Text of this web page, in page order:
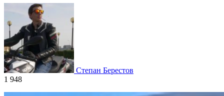
Степан Берестов
1 948